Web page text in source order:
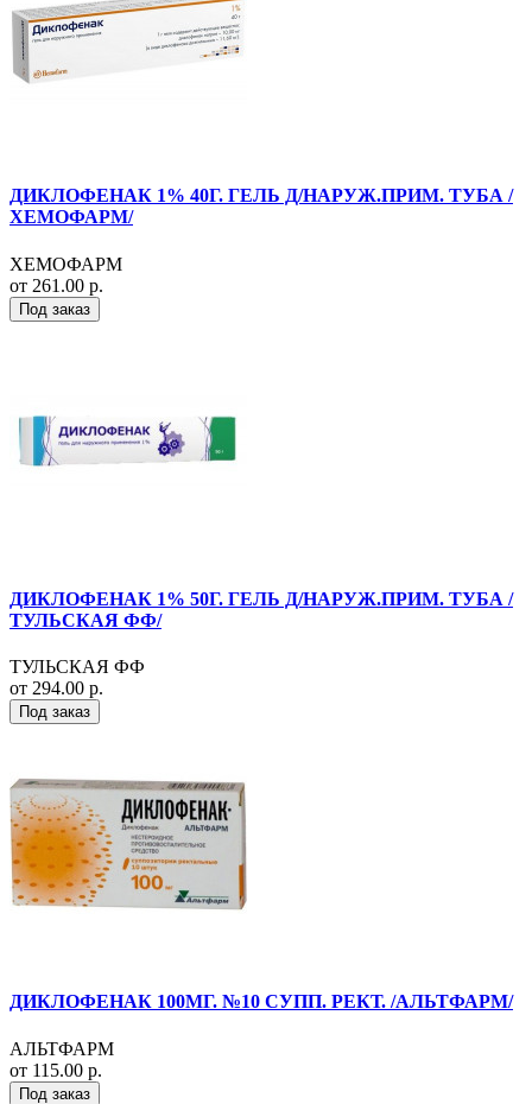
ДИКЛОФЕНАК 1% 40Г. ГЕЛЬ Д/НАРУЖ.ПРИМ. ТУБА /
ХЕМОФАРМ/
ХЕМОФАРМ
от 261.00 р.
Под заказ
ДИКЛОФЕНАК 1% 50Г. ГЕЛЬ Д/НАРУЖ.ПРИМ. ТУБА /
ТУЛЬСКАЯ ФФ/
ТУЛЬСКАЯ ФФ
от 294.00 р.
Под заказ
ДИКЛОФЕНАК 100МГ. №10 СУПП. РЕКТ. /АЛЬТФАРМ/
АЛЬТФАРМ
от 115.00 р.
Под заказ